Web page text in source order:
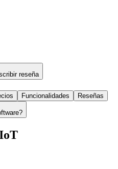
reseña
Funcionalidades Reseñas